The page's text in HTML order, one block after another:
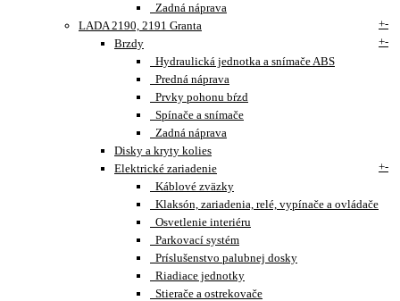
Zadná náprava
LADA 2190, 2191 Granta
+-
Brzdy
+-
Hydraulická jednotka a snímače ABS
Predná náprava
Prvky pohonu bŕzd
Spínače a snímače
Zadná náprava
Disky a kryty kolies
Elektrické zariadenie
+-
Káblové zväzky
Klaksón, zariadenia, relé, vypínače a ovládače
Osvetlenie interiéru
Parkovací systém
Príslušenstvo palubnej dosky
Riadiace jednotky
Stierače a ostrekovače